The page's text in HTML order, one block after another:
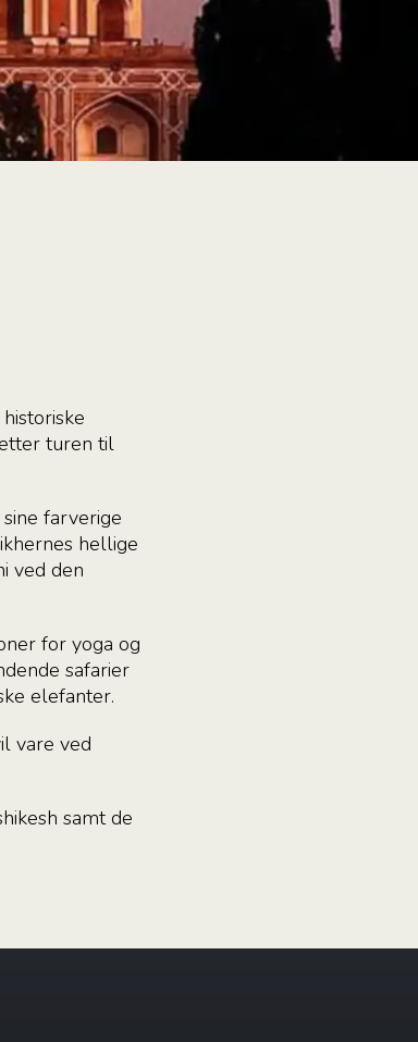
turen til
farverige
hellige
ved den
for yoga og
safarier
elefanter.
vare ved
samt de